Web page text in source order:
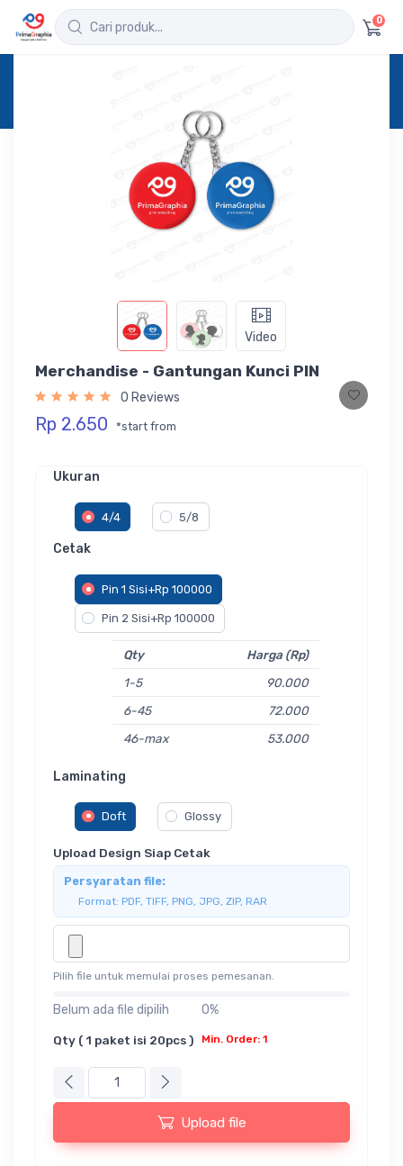
0
Merchandise - Gantungan Kunci PIN
Video
Merchandise - Gantungan Kunci PIN
0 Reviews
Rp 2.650 *start from
Ukuran
4/4 5/8
Cetak
Pin 1 Sisi+Rp 100000
Pin 2 Sisi+Rp 100000
Qty
Harga (Rp)
1-5
90.000
6-45
72.000
46-max
53.000
Laminating
Doft Glossy
Upload Design Siap Cetak
Persyaratan file:
Format: PDF, TIFF, PNG, JPG, ZIP, RAR
Pilih file untuk memulai proses pemesanan.
0%
Belum ada file dipilih
Qty ( 1 paket isi 20pcs ) Min. Order: 1
Upload file